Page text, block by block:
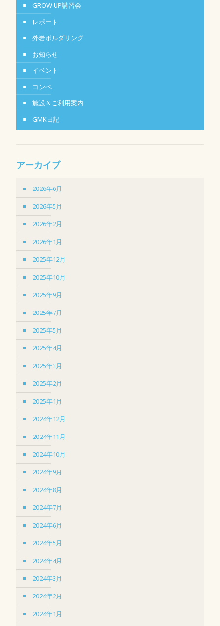
GROW UP講習会
レポート
外岩ボルダリング
お知らせ
イベント
コンペ
施設＆ご利用案内
GMK日記
アーカイブ
2026年6月
2026年5月
2026年2月
2026年1月
2025年12月
2025年10月
2025年9月
2025年7月
2025年5月
2025年4月
2025年3月
2025年2月
2025年1月
2024年12月
2024年11月
2024年10月
2024年9月
2024年8月
2024年7月
2024年6月
2024年5月
2024年4月
2024年3月
2024年2月
2024年1月